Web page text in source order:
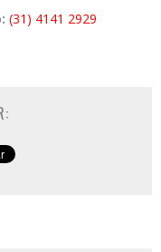
(31) 4141 2929